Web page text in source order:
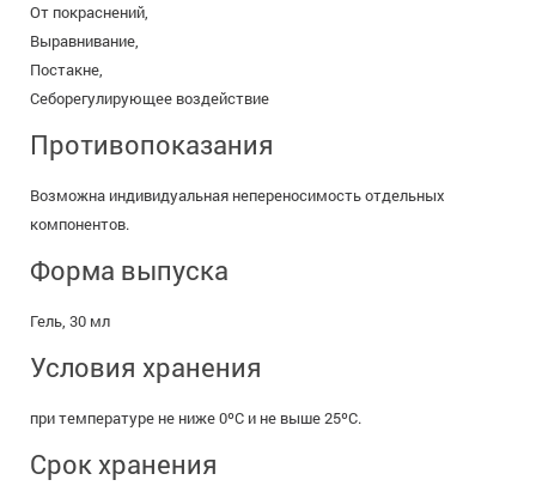
От покраснений,
Выравнивание,
Постакне,
Себорегулирующее воздействие
Противопоказания
Возможна индивидуальная непереносимость отдельных
компонентов.
Форма выпуска
Гель, 30 мл
Условия хранения
при температуре не ниже 0ºС и не выше 25ºС.
Срок хранения